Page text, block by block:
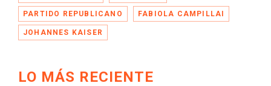
PARTIDO REPUBLICANO FABIOLA CAMPILLAI
JOHANNES KAISER
LO MÁS RECIENTE